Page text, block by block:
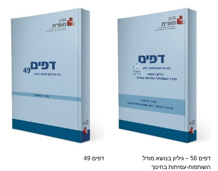
דפים 56 – גיליון בנושא מודל
השותפות-עמיתות בחינוך
דפים 49